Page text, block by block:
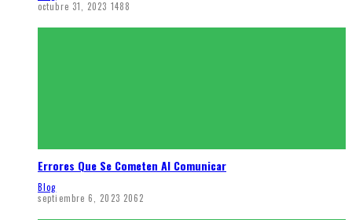
octubre 31, 2023 1488
Errores Que Se Cometen Al Comunicar
Blog
septiembre 6, 2023 2062